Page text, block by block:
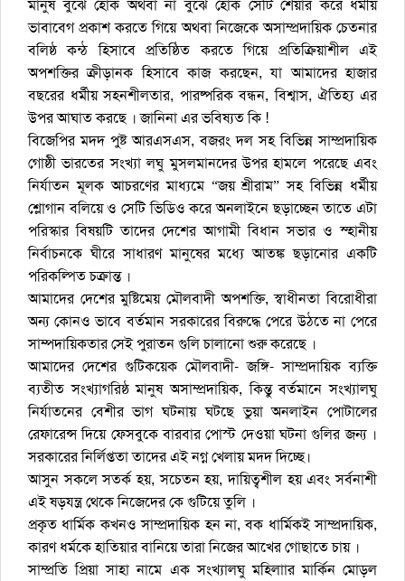
মানুষ বুঝে হোক অথবা না বুঝে হোক সেটি শেয়ার করে ধর্মীয়
ভাবাবেগ প্রকাশ করতে গিয়ে অথবা নিজেকে অসাম্প্রদায়িক চেতনার
বলিষ্ঠ কন্ঠ হিসাবে প্রতিষ্ঠিত করতে গিয়ে প্রতিক্রিয়াশীল এই
অপশক্তির ক্রীড়ানক হিসাবে কাজ করছেন, যা আমাদের হাজার
বছরের ধর্মীয় সহনশীলতার, পারষ্পরিক বন্ধন, বিশ্বাস, ঐতিহ্য এর
উপর আঘাত করছে । জানিনা এর ভবিষ্যত কি !
বিজেপির মদদ পুষ্ট আরএসএস, বজরং দল সহ বিভিন্ন সাম্প্রদায়িক
গোষ্ঠী ভারতের সংখ্যা লঘু মুসলমানদের উপর হামলে পরেছে এবং
নির্যাতন মূলক আচরণের মাধ্যমে “জয় শ্রীরাম” সহ বিভিন্ন ধর্মীয়
শ্লোগান বলিয়ে ও সেটি ভিডিও করে অনলাইনে ছড়াচ্ছেন তাতে এটা
পরিস্কার বিষয়টি তাদের দেশের আগামী বিধান সভার ও স্হানীয়
নির্বাচনকে ঘীরে সাধারণ মানুষের মধ্যে আতঙ্ক ছড়ানোর একটি
পরিকল্পিত চক্রান্ত ।
আমাদের দেশের মুষ্টিমেয় মৌলবাদী অপশক্তি, স্বাধীনতা বিরোধীরা
অন্য কোনও ভাবে বর্তমান সরকারের বিরুদ্ধে পেরে উঠতে না পেরে
সাম্পদায়িকতার সেই পুরাতন গুলি চালানো শুরু করেছে ।
আমাদের দেশের গুটিকয়েক মৌলবাদী- জঙ্গি- সাম্প্রদায়িক ব্যক্তি
ব্যতীত সংখ্যাগরিষ্ঠ মানুষ অসাম্প্রদায়িক, কিন্তু বর্তমানে সংখ্যালঘু
নির্যাতনের বেশীর ভাগ ঘটনায় ঘটছে ভুয়া অনলাইন পোটালের
রেফারেন্স দিয়ে ফেসবুকে বারবার পোস্ট দেওয়া ঘটনা গুলির জন্য ।
সরকারের নির্লিপ্ততা তাদের এই নগ্ন খেলায় মদদ দিচ্ছে।
আসুন সকলে সতর্ক হয়, সচেতন হয়, দায়িত্বশীল হয় এবং সর্বনাশী
এই ষড়যন্ত্র থেকে নিজেদের কে গুটিয়ে তুলি ।
প্রকৃত ধার্মিক কখনও সাম্প্রদায়িক হন না, বক ধার্মিকই সাম্প্রদায়িক,
কারণ ধর্মকে হাতিয়ার বানিয়ে তারা নিজের আখের গোছাতে চায় ।
সাম্প্রতি প্রিয়া সাহা নামে এক সংখ্যালঘু মহিলাার মার্কিন মোড়ল